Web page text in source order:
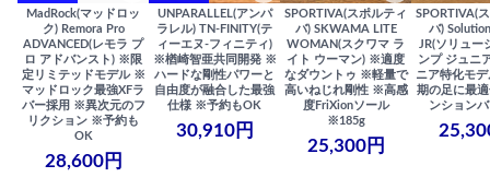
MadRock(マッドロッ
ク) Remora Pro
ADVANCED(レモラ プ
ロ アドバンスト) ※限
定リミテッドモデル ※
マッドロック最強XFラ
バー採用 ※異次元のフ
リクション ※予約も
OK
28,600円
UNPARALLEL(アンパ
ラレル) TN-FINITY(テ
ィーエヌ-フィニティ)
※楢崎智亜共同開発 ※
ハードな剛性パワーと
自由度が融合した最強
仕様 ※予約もOK
30,910円
SPORTIVA(スポルティ
バ) SKWAMA LITE
WOMAN(スクワマ ラ
イト ウーマン) ※適度
なダウントゥ ※軽量で
高いねじれ剛性 ※高感
度FriXionソール
※185g
25,300円
SPORTIVA(
バ)
JR(ソリュー
ンプ ジュニ
ニア特化モ
期の足に最
ンション